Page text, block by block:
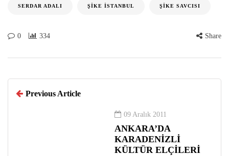
SERDAR ADALI ŞIKE İSTANBUL ŞIKE SAVCISI
0 334 Share
Previous Article
09 Aralık 2011
ANKARA’DA
KARADENİZLİ
KÜLTÜR ELÇİLERİ